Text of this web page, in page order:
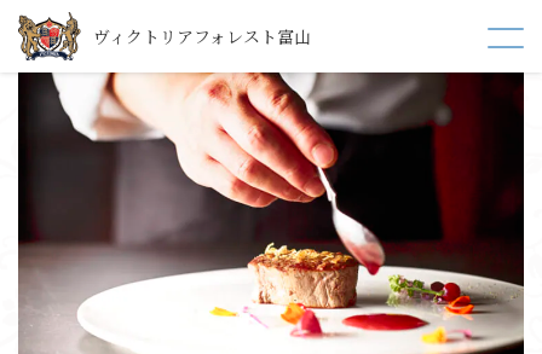
ヴィクトリアフォレスト富山